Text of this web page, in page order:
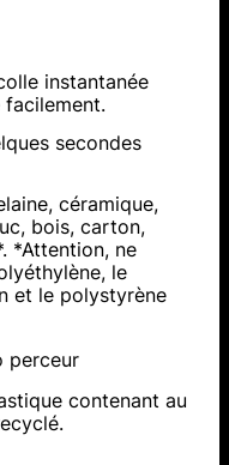
instantanée
facilement.
secondes
céramique,
bois, carton,
*Attention, ne
le
et le polystyrène
perceur
contenant au